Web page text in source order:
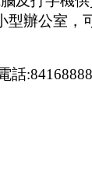
型辦公室，